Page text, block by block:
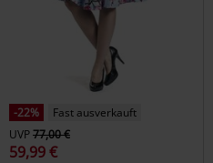
-22%
Fast ausverkauft
UVP77,00 €
59,99 €